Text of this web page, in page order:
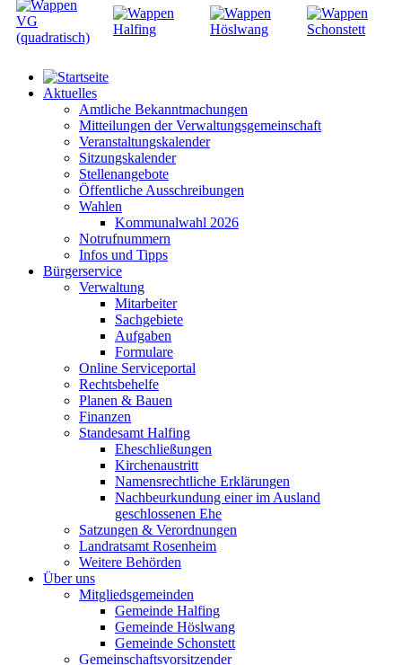
Aktuelles
Amtliche Bekanntmachungen
Mitteilungen der Verwaltungsgemeinschaft
Veranstaltungskalender
Sitzungskalender
Stellenangebote
Öffentliche Ausschreibungen
Wahlen
Kommunalwahl 2026
Notrufnummern
Infos und Tipps
Bürgerservice
Verwaltung
Mitarbeiter
Sachgebiete
Aufgaben
Formulare
Online Serviceportal
Rechtsbehelfe
Planen & Bauen
Finanzen
Standesamt Halfing
Eheschließungen
Kirchenaustritt
Namensrechtliche Erklärungen
Nachbeurkundung einer im Ausland
geschlossenen Ehe
Satzungen & Verordnungen
Landratsamt Rosenheim
Weitere Behörden
Über uns
Mitgliedsgemeinden
Gemeinde Halfing
Gemeinde Höslwang
Gemeinde Schonstett
Gemeinschaftsvorsitzender